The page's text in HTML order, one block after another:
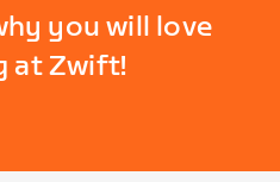
you will love
at Zwift!